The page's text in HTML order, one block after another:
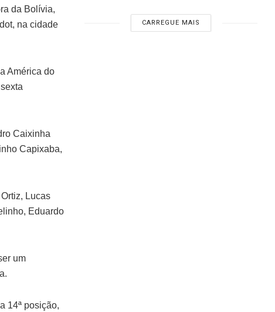
da Bolívia,
na cidade
América do
Caixinha
Capixaba,
Lucas
Eduardo
um
14ª posição,
CARREGUE MAIS